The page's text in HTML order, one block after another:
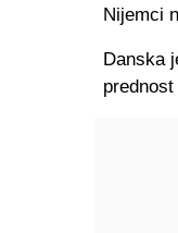
Nijemci
Danska